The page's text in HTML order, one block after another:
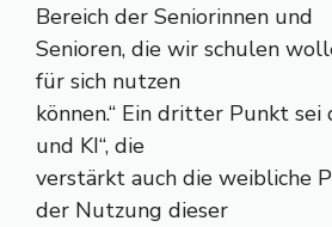
Bereich der Seniorinnen und
Senioren, die wir schulen
für sich nutzen
können.“ Ein dritter Punkt sei
und KI“, die
verstärkt auch die weibliche
der Nutzung dieser